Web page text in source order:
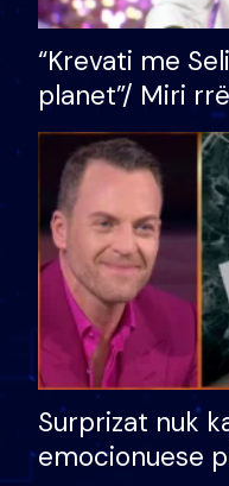
“Krevati me
planet”/ Miri
bukura në
mungojë zilja
Surprizat nuk
emocionuese